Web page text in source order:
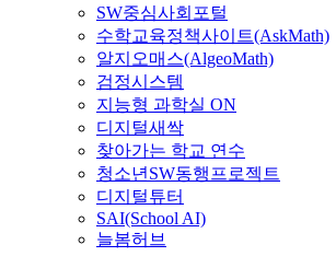
SW중심사회포털
수학교육정책사이트(AskMath)
알지오매스(AlgeoMath)
검정시스템
지능형 과학실 ON
디지털새싹
찾아가는 학교 연수
청소년SW동행프로젝트
디지털튜터
SAI(School AI)
늘봄허브